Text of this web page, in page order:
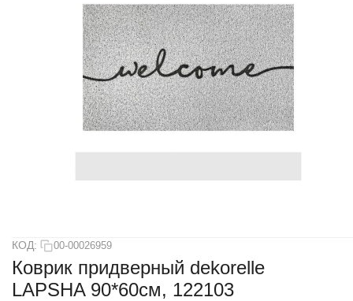
КОД: 00-00026959
Коврик придверный dekorelle
LAPSHA 90*60см, 122103